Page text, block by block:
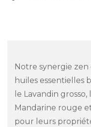
Notre synergie
huiles essentielles
le Lavandin
Mandarine rouge
pour leurs